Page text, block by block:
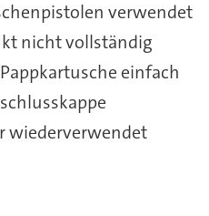
verwendet
nicht vollständig
einfach
wiederverwendet